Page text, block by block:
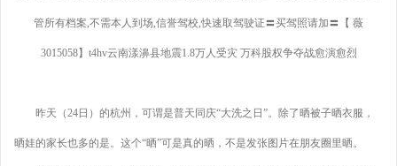
管所有档案,不需本人到场,信誉驾校,快速取驾驶证〓买驾照请加〓【 薇
3015058】t4hv云南漾濞县地震1.8万人受灾 万科股权争夺战愈演愈烈
昨天（24日）的杭州，可谓是普天同庆“大洗之日”。除了晒被子晒衣服，
晒娃的家长也多的是。这个“晒”可是真的晒，不是发张图片在朋友圈里晒。